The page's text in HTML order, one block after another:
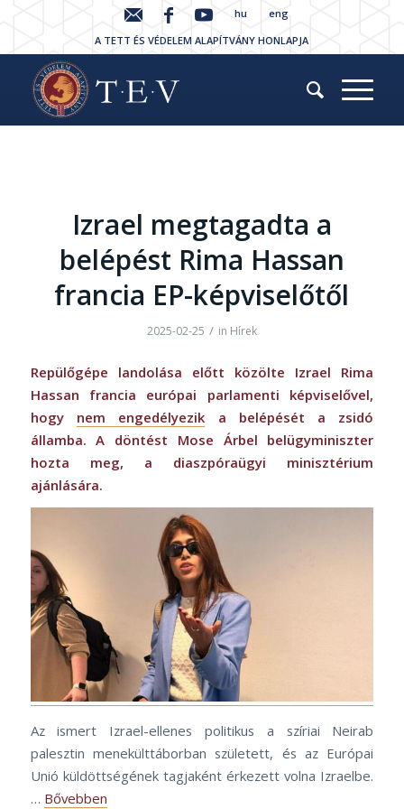
hu
eng
A TETT ÉS VÉDELEM ALAPÍTVÁNY HONLAPJA
Izrael megtagadta a
belépést Rima Hassan
francia EP-képviselőtől
2025-02-25 / in Hírek
Repülőgépe landolása előtt közölte Izrael Rima
Hassan francia európai parlamenti képviselővel,
hogy nem engedélyezik a belépését a zsidó
államba. A döntést Mose Árbel belügyminiszter
hozta meg, a diaszpóraügyi minisztérium
ajánlására.
Az ismert Izrael-ellenes politikus a szíriai Neirab
palesztin menekülttáborban született, és az Európai
Unió küldöttségének tagjaként érkezett volna Izraelbe.
… Bővebben